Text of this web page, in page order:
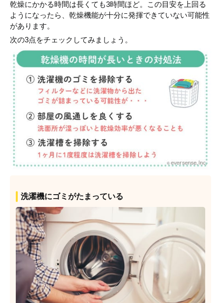
乾燥にかかる時間は長くても3時間ほど。この目安を上回る
ようになったら、乾燥機能が十分に発揮できていない可能性
があります。
次の3点をチェックしてみましょう。
洗濯機にゴミがたまっている